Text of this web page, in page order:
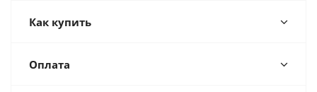
Как купить
Оплата